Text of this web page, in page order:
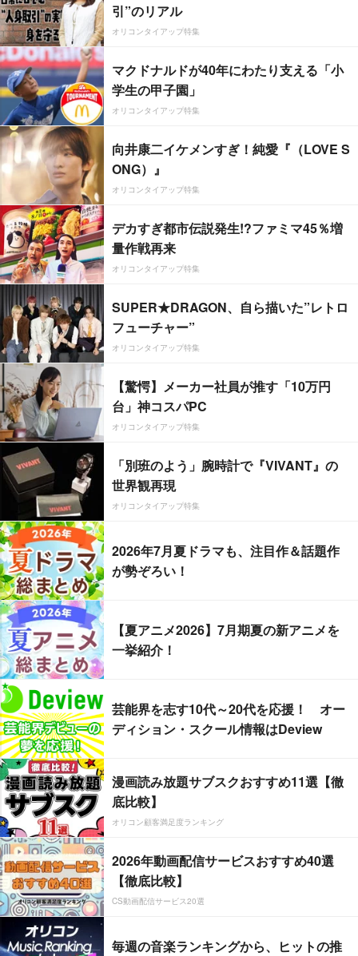
引”のリアル
オリコンタイアップ特集
マクドナルドが40年にわたり支える「小
学生の甲子園」
オリコンタイアップ特集
向井康二イケメンすぎ！純愛『（LOVE S
ONG）』
オリコンタイアップ特集
デカすぎ都市伝説発生!?ファミマ45％増
量作戦再来
オリコンタイアップ特集
SUPER★DRAGON、自ら描いた”レトロ
フューチャー”
オリコンタイアップ特集
【驚愕】メーカー社員が推す「10万円
台」神コスパPC
オリコンタイアップ特集
「別班のよう」腕時計で『VIVANT』の
世界観再現
オリコンタイアップ特集
2026年7月夏ドラマも、注目作＆話題作
が勢ぞろい！
【夏アニメ2026】7月期夏の新アニメを
一挙紹介！
芸能界を志す10代～20代を応援！ オー
ディション・スクール情報はDeview
漫画読み放題サブスクおすすめ11選【徹
底比較】
オリコン顧客満足度ランキング
2026年動画配信サービスおすすめ40選
【徹底比較】
CS動画配信サービス20選
毎週の音楽ランキングから、ヒットの推